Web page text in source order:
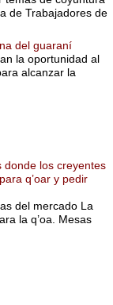
de Trabajadores de
del guaraní
la oportunidad al
alcanzar la
donde los creyentes
q’oar y pedir
del mercado La
la q’oa. Mesas